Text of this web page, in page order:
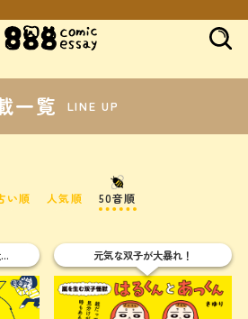
一覧 LINE UP
い順 人気順 50音順
… 元気な双子が大暴れ！